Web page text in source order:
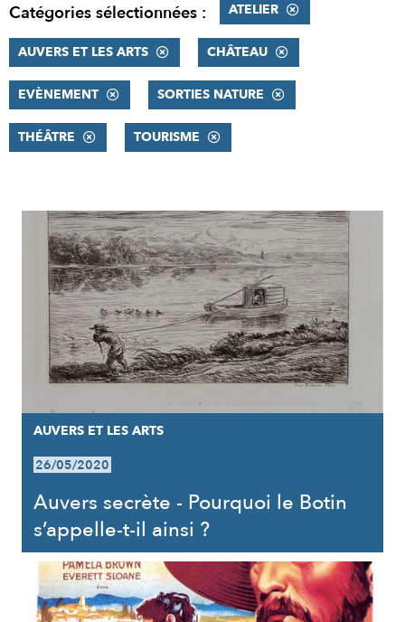
Catégories sélectionnées : ATELIER
AUVERS ET LES ARTS CHÂTEAU
EVÈNEMENT SORTIES NATURE
THÉÂTRE TOURISME
RÉSULTATS
AUVERS ET LES ARTS
26/05/2020
Auvers secrète - Pourquoi le Botin
s’appelle-t-il ainsi ?